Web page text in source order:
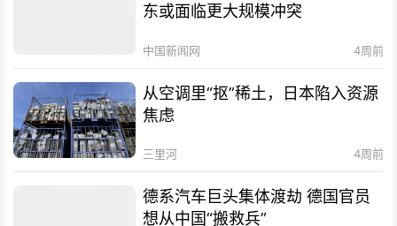
东或面临更大规模冲突
中国新闻网 4周前
从空调里“抠”稀土，日本陷入资源
焦虑
三里河 4周前
德系汽车巨头集体渡劫 德国官员
想从中国“搬救兵”